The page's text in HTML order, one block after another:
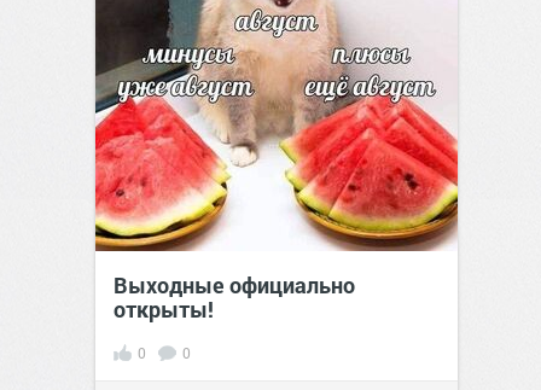
Выходные официально
открыты!
0 0